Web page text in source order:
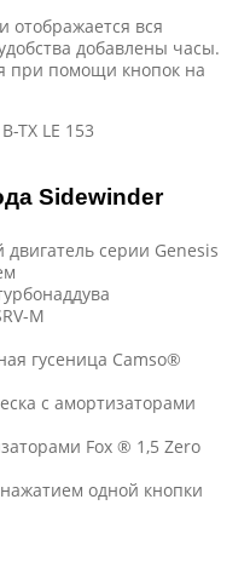
вся
добавлены часы.
при помощи кнопок на
Sidewinder
серии Genesis
М
гусеница Camso®
с амортизаторами
Fox ® 1,5 Zero
одной кнопки